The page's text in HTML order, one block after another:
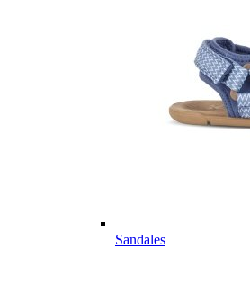
Sandales